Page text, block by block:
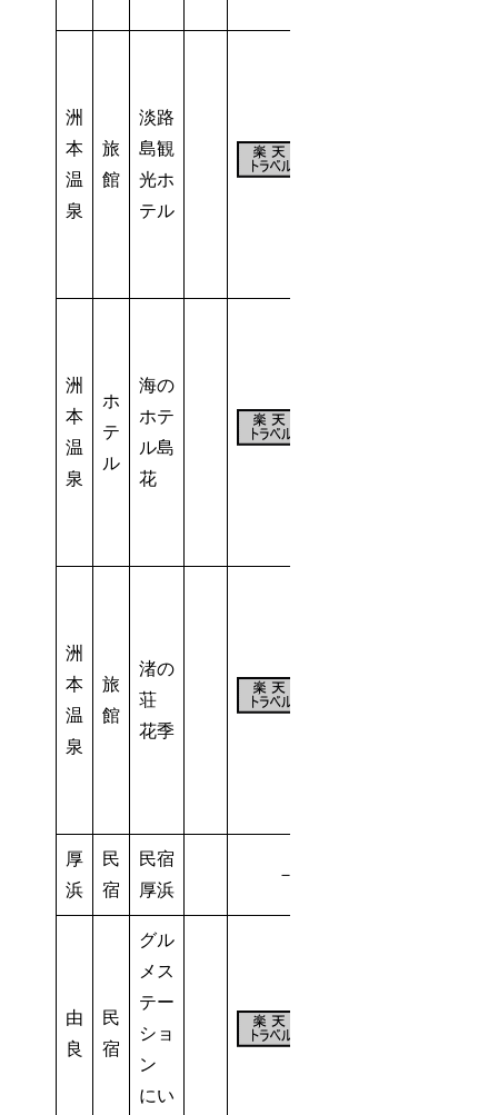
洲
本
温
泉
旅
館
淡路
島観
光ホ
テル
洲
本
温
泉
ホ
テ
ル
海の
ホテ
ル島
花
洲
本
温
泉
旅
館
渚の
荘
花季
厚
浜
民
宿
民宿
厚浜
－
由
良
民
宿
グル
メス
テー
ショ
ン
にい